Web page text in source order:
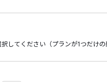
してください（プランが1つだけの